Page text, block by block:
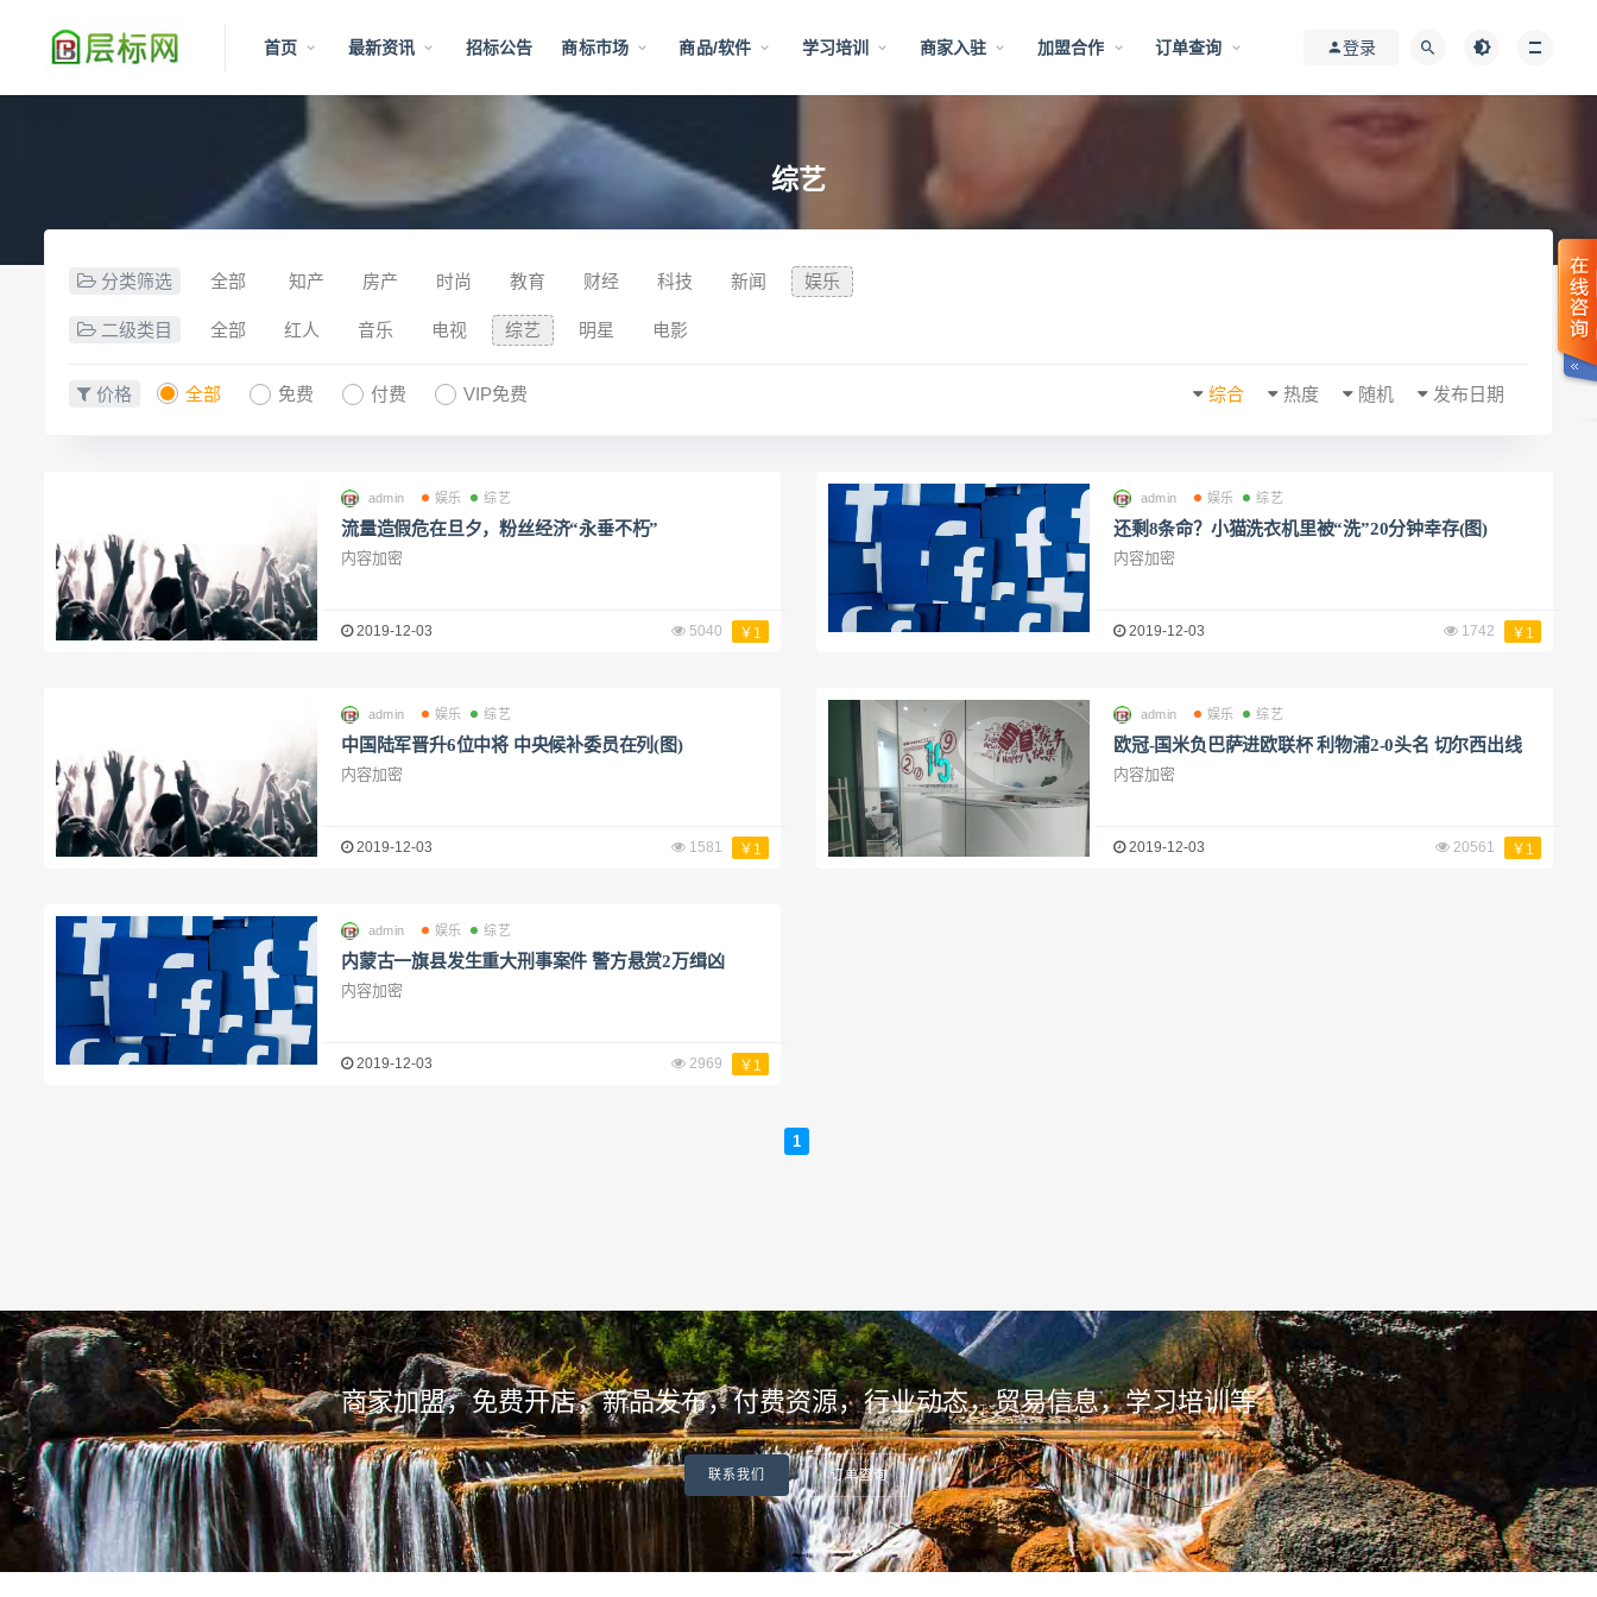
首页 最新资讯 招标公告 商标市场 商品/软件 学习培训 商家入驻 加盟合作 订单查询 登录
综艺
分类筛选 全部 知产 房产 时尚 教育 财经 科技 新闻 娱乐
二级类目 全部 红人 音乐 电视 综艺 明星 电影
价格 全部 免费 付费 VIP免费 发布日期
随机
热度
综合
admin 娱乐 综艺
流量造假危在旦夕，粉丝经济“永垂不朽”
内容加密
2019-12-03 5040 ￥1
admin 娱乐 综艺
还剩8条命？小猫洗衣机里被“洗”20分钟幸存(图)
内容加密
2019-12-03 1742 ￥1
admin 娱乐 综艺
中国陆军晋升6位中将 中央候补委员在列(图)
内容加密
2019-12-03 1581 ￥1
admin 娱乐 综艺
欧冠-国米负巴萨进欧联杯 利物浦2-0头名 切尔西出线
内容加密
2019-12-03 20561 ￥1
admin 娱乐 综艺
内蒙古一旗县发生重大刑事案件 警方悬赏2万缉凶
内容加密
2019-12-03 2969 ￥1
1
商家加盟，免费开店，新品发布，付费资源，行业动态，贸易信息，学习培训等
联系我们 订单查询